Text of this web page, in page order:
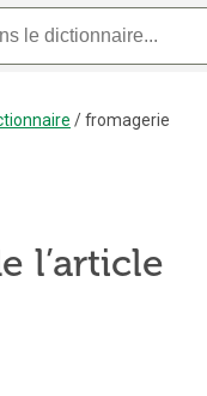
/fromagerie
l’article